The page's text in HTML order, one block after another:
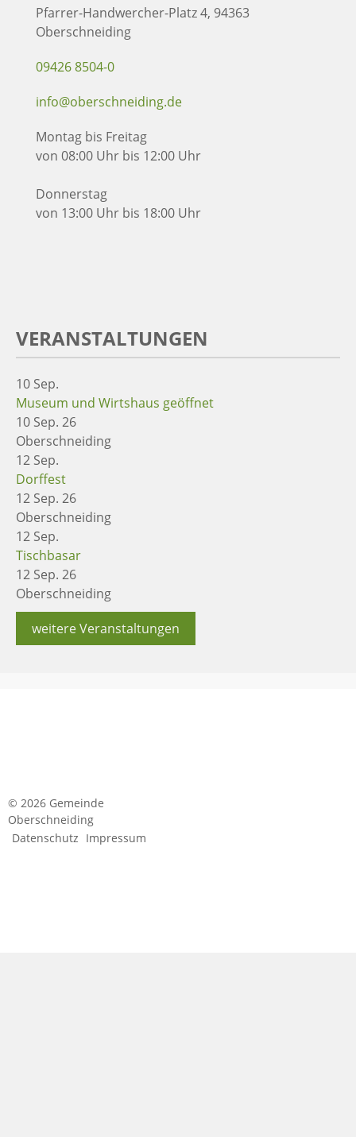
Pfarrer-Handwercher-Platz 4, 94363
Oberschneiding
09426 8504-0
info@oberschneiding.de
Montag bis Freitag
von 08:00 Uhr bis 12:00 Uhr
Donnerstag
von 13:00 Uhr bis 18:00 Uhr
VERANSTALTUNGEN
10 Sep.
Museum und Wirtshaus geöffnet
10 Sep. 26
Oberschneiding
12 Sep.
Dorffest
12 Sep. 26
Oberschneiding
12 Sep.
Tischbasar
12 Sep. 26
Oberschneiding
weitere Veranstaltungen
© 2026 Gemeinde
Oberschneiding
Datenschutz Impressum